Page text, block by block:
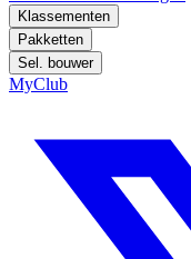
Klassementen
Pakketten
Sel. bouwer
MyClub